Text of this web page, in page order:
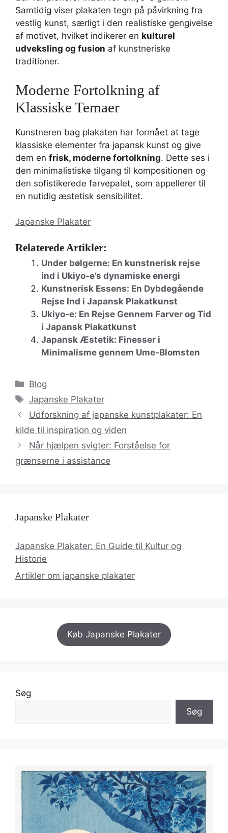
Samtidig viser plakaten tegn på påvirkning fra
vestlig kunst, særligt i den realistiske gengivelse
af motivet, hvilket indikerer en kulturel
udveksling og fusion af kunstneriske
traditioner.
Moderne Fortolkning af
Klassiske Temaer
Kunstneren bag plakaten har formået at tage
klassiske elementer fra japansk kunst og give
dem en frisk, moderne fortolkning. Dette ses i
den minimalistiske tilgang til kompositionen og
den sofistikerede farvepalet, som appellerer til
en nutidig æstetisk sensibilitet.
Japanske Plakater
Relaterede Artikler:
Under bølgerne: En kunstnerisk rejse
ind i Ukiyo-e’s dynamiske energi
Kunstnerisk Essens: En Dybdegående
Rejse Ind i Japansk Plakatkunst
Ukiyo-e: En Rejse Gennem Farver og Tid
i Japansk Plakatkunst
Japansk Æstetik: Finesser i
Minimalisme gennem Ume-Blomsten
Kategorier
Blog
Tags
Japanske Plakater
Udforskning af japanske kunstplakater: En
kilde til inspiration og viden
Når hjælpen svigter: Forståelse for
grænserne i assistance
Japanske Plakater
Japanske Plakater: En Guide til Kultur og
Historie
Artikler om japanske plakater
Køb Japanske Plakater
Søg
Søg